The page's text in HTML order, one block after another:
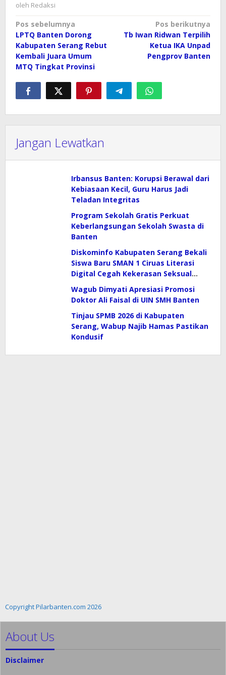
oleh Redaksi
Navigasi
pos
Pos sebelumnya
LPTQ Banten Dorong
Kabupaten Serang Rebut
Kembali Juara Umum
MTQ Tingkat Provinsi
Pos berikutnya
Tb Iwan Ridwan Terpilih
Ketua IKA Unpad
Pengprov Banten
Jangan Lewatkan
Irbansus Banten: Korupsi Berawal dari
Kebiasaan Kecil, Guru Harus Jadi
Teladan Integritas
Program Sekolah Gratis Perkuat
Keberlangsungan Sekolah Swasta di
Banten
Diskominfo Kabupaten Serang Bekali
Siswa Baru SMAN 1 Ciruas Literasi
Digital Cegah Kekerasan Seksual
hingga Judol
Wagub Dimyati Apresiasi Promosi
Doktor Ali Faisal di UIN SMH Banten
Tinjau SPMB 2026 di Kabupaten
Serang, Wabup Najib Hamas Pastikan
Kondusif
Copyright Pilarbanten.com 2026
About Us
Disclaimer